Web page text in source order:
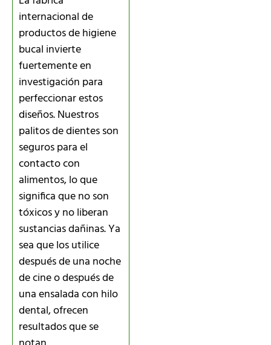
internacional de
productos de higiene
bucal invierte
fuertemente en
investigación para
perfeccionar estos
diseños. Nuestros
palitos de dientes son
seguros para el
contacto con
alimentos, lo que
significa que no son
tóxicos y no liberan
sustancias dañinas. Ya
sea que los utilice
después de una noche
de cine o después de
una ensalada con hilo
dental, ofrecen
resultados que se